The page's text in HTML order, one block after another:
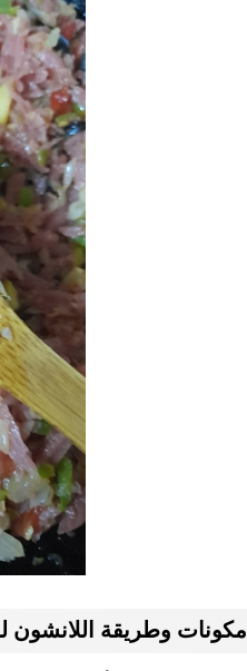
مكونات وطريقة